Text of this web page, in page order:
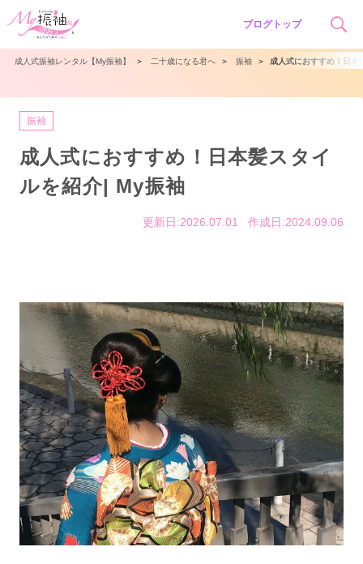
ブログトップ
成人式振袖レンタル【My振袖】 ＞ 二十歳になる君へ ＞ 振袖 ＞ 成人式におすすめ！日
振袖
成人式におすすめ！日本髪スタイ
ルを紹介| My振袖
更新日:2026.07.01 作成日:2024.09.06